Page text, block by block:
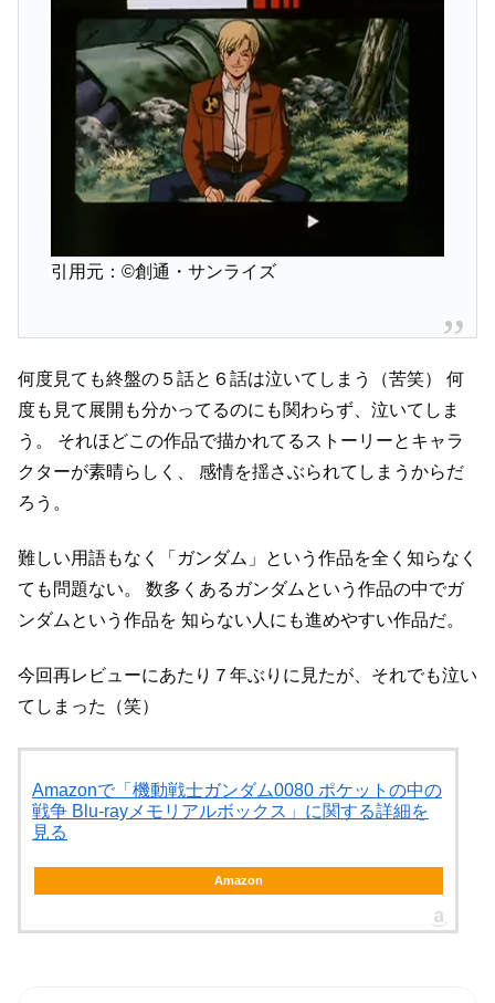
引用元：©創通・サンライズ
何度見ても終盤の５話と６話は泣いてしまう（苦笑）
何
度も見て展開も分かってるのにも関わらず、泣いてしま
う。
それほどこの作品で描かれてるストーリーとキャラ
クターが素晴らしく、
感情を揺さぶられてしまうからだ
ろう。
難しい用語もなく「ガンダム」という作品を全く知らなく
ても問題ない。
数多くあるガンダムという作品の中でガ
ンダムという作品を 知らない人にも進めやすい作品だ。
今回再レビューにあたり７年ぶりに見たが、それでも泣い
てしまった（笑）
Amazonで「機動戦士ガンダム0080 ポケットの中の
戦争 Blu-rayメモリアルボックス」に関する詳細を
見る
Amazon